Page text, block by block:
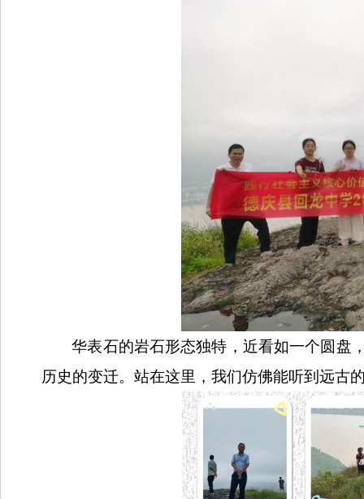
华表石的岩石形态独特，近看如一个圆盘
历史的变迁。站在这里，我们仿佛能听到远古